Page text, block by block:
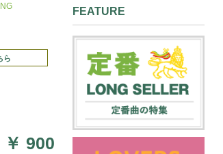
ら
￥ 900
FEATURE